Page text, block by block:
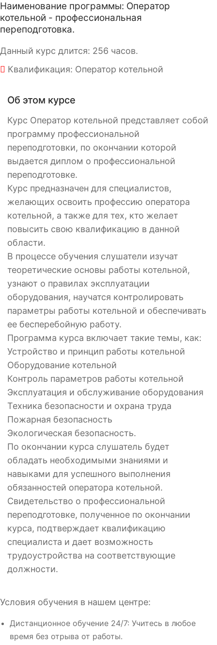
Наименование программы: Оператор
котельной - профессиональная
переподготовка.
Данный курс длится: 256 часов.
Квалификация: Оператор котельной
Об этом курсе
Курс Оператор котельной представляет собой
программу профессиональной
переподготовки, по окончании которой
выдается диплом о профессиональной
переподготовке.
Курс предназначен для специалистов,
желающих освоить профессию оператора
котельной, а также для тех, кто желает
повысить свою квалификацию в данной
области.
В процессе обучения слушатели изучат
теоретические основы работы котельной,
узнают о правилах эксплуатации
оборудования, научатся контролировать
параметры работы котельной и обеспечивать
ее бесперебойную работу.
Программа курса включает такие темы, как:
Устройство и принцип работы котельной
Оборудование котельной
Контроль параметров работы котельной
Эксплуатация и обслуживание оборудования
Техника безопасности и охрана труда
Пожарная безопасность
Экологическая безопасность.
По окончании курса слушатель будет
обладать необходимыми знаниями и
навыками для успешного выполнения
обязанностей оператора котельной.
Свидетельство о профессиональной
переподготовке, полученное по окончании
курса, подтверждает квалификацию
специалиста и дает возможность
трудоустройства на соответствующие
должности.
Условия обучения в нашем центре:
Дистанционное обучение 24/7: Учитесь в любое
время без отрыва от работы.